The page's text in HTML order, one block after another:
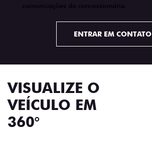
comunicações da concessionária.
ENTRAR EM CONTATO
VISUALIZE O
VEÍCULO EM
360°